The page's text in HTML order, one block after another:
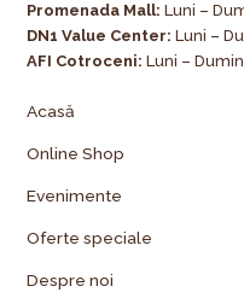
Promenada Mall: Luni –
DN1 Value Center: Luni –
AFI Cotroceni: Luni –
Acasă
Online Shop
Evenimente
Oferte speciale
Despre noi